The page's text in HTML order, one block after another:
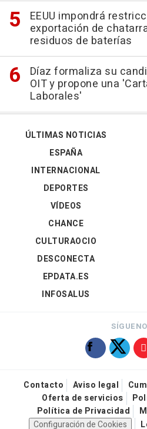
EEUU impondrá
exportación de
residuos de baterías
Díaz formaliza su
OIT y propone una
Laborales'
ÚLTIMAS NOTICIAS
ESPAÑA
INTERNACIONAL
DEPORTES
VÍDEOS
CHANCE
CULTURAOCIO
DESCONECTA
EPDATA.ES
INFOSALUS
Contacto Aviso legal
Oferta de servicios
Política de Privacidad
Configuración de Cookies